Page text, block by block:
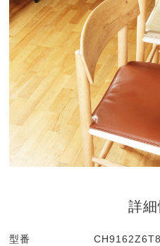
詳細
型番